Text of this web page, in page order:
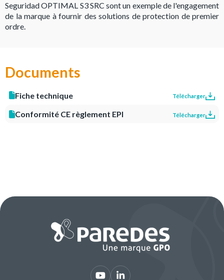
Seguridad OPTIMAL S3 SRC sont un exemple de l'engagement
de la marque à fournir des solutions de protection de premier
ordre.
Documents
Fiche technique Télécharger
Conformité CE règlement EPI Télécharger